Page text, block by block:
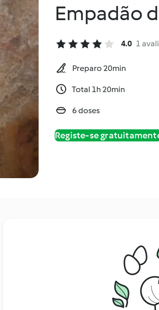
Empadão
4.0 1
Preparo 20min
Total 1h 20min
6 doses
Registe-se